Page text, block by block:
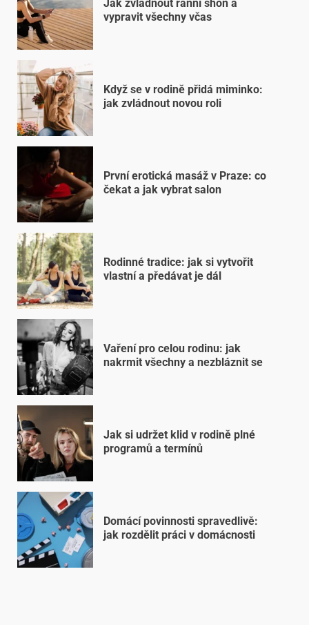
Jak zvládnout ranní shon a
vypravit všechny včas
Když se v rodině přidá miminko:
jak zvládnout novou roli
První erotická masáž v Praze: co
čekat a jak vybrat salon
Rodinné tradice: jak si vytvořit
vlastní a předávat je dál
Vaření pro celou rodinu: jak
nakrmit všechny a nezbláznit se
Jak si udržet klid v rodině plné
programů a termínů
Domácí povinnosti spravedlivě:
jak rozdělit práci v domácnosti